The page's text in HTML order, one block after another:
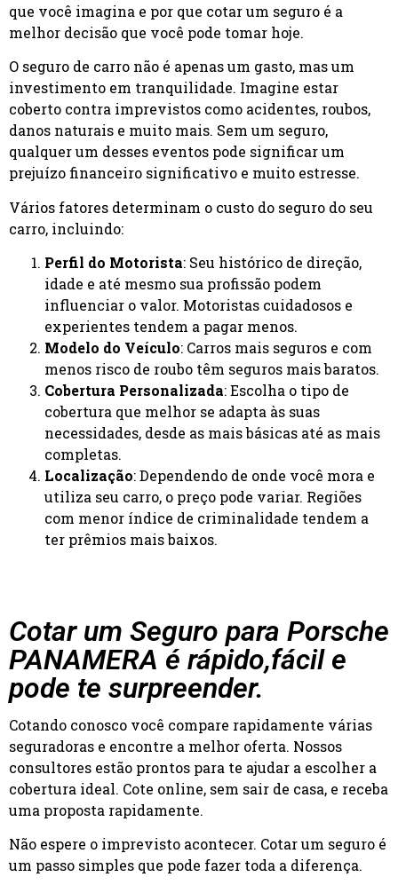
que você imagina e por que cotar um seguro é a
melhor decisão que você pode tomar hoje.
O seguro de carro não é apenas um gasto, mas um
investimento em tranquilidade. Imagine estar
coberto contra imprevistos como acidentes, roubos,
danos naturais e muito mais. Sem um seguro,
qualquer um desses eventos pode significar um
prejuízo financeiro significativo e muito estresse.
Vários fatores determinam o custo do seguro do seu
carro, incluindo:
Perfil do Motorista: Seu histórico de direção,
idade e até mesmo sua profissão podem
influenciar o valor. Motoristas cuidadosos e
experientes tendem a pagar menos.
Modelo do Veículo: Carros mais seguros e com
menos risco de roubo têm seguros mais baratos.
Cobertura Personalizada: Escolha o tipo de
cobertura que melhor se adapta às suas
necessidades, desde as mais básicas até as mais
completas.
Localização: Dependendo de onde você mora e
utiliza seu carro, o preço pode variar. Regiões
com menor índice de criminalidade tendem a
ter prêmios mais baixos.
Cotar um Seguro para Porsche
PANAMERA é rápido,fácil e
pode te surpreender.
Cotando conosco você compare rapidamente várias
seguradoras e encontre a melhor oferta. Nossos
consultores estão prontos para te ajudar a escolher a
cobertura ideal. Cote online, sem sair de casa, e receba
uma proposta rapidamente.
Não espere o imprevisto acontecer. Cotar um seguro é
um passo simples que pode fazer toda a diferença.